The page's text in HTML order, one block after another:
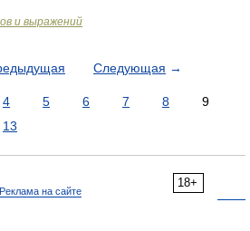
и выражений
Следующая →
4 5 6 7 8
9
13
18+
Реклама на сайте